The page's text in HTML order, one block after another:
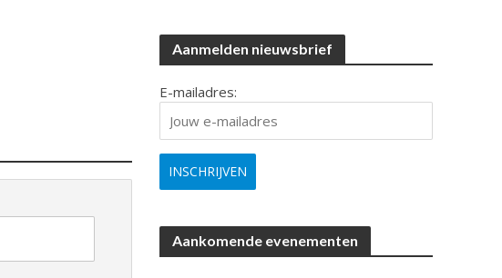
Aanmelden nieuwsbrief
E-mailadres:
Aankomende evenementen